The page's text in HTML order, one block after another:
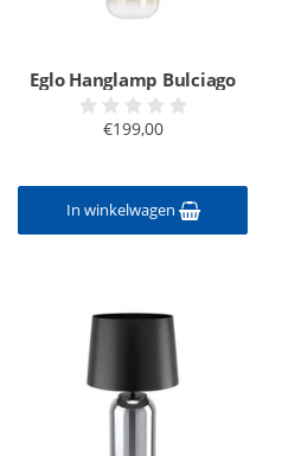
Eglo Hanglamp Bulciago
€199,00
In winkelwagen